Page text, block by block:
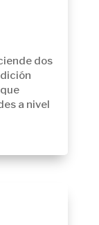
dos
a nivel